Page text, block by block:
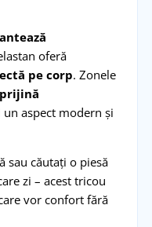
oferă
pe corp. Zonele
aspect modern și
sau căutați o piesă
zi – acest tricou
vor confort fără